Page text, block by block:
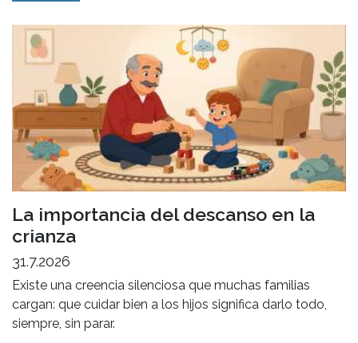
La importancia del descanso en la
crianza
31.7.2026
Existe una creencia silenciosa que muchas familias
cargan: que cuidar bien a los hijos significa darlo todo,
siempre, sin parar.